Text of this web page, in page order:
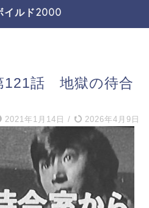
イルド2000
話 地獄の待合
2021年1月14日 / 2026年4月9日